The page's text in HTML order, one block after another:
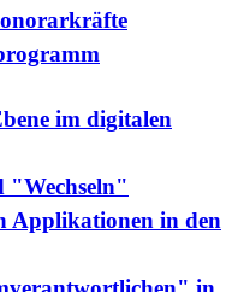
im digitalen
"Wechseln"
Applikationen in den